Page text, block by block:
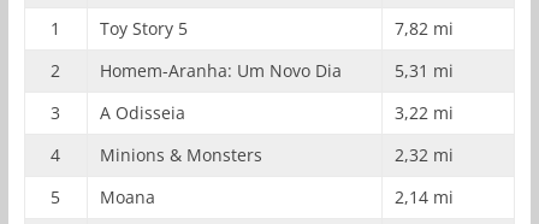
1
Toy Story 5
7,82 mi
2
Homem-Aranha: Um Novo Dia
5,31 mi
3
A Odisseia
3,22 mi
4
Minions & Monsters
2,32 mi
5
Moana
2,14 mi